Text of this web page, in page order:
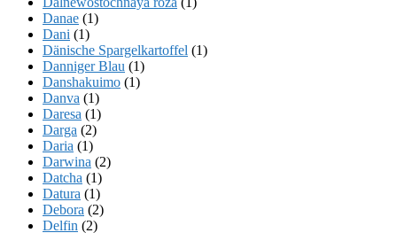
Danae (1)
Dani (1)
Dänische Spargelkartoffel (1)
Danniger Blau (1)
Danshakuimo (1)
Danva (1)
Daresa (1)
Darga (2)
Daria (1)
Darwina (2)
Datcha (1)
Datura (1)
Debora (2)
Delfin (2)